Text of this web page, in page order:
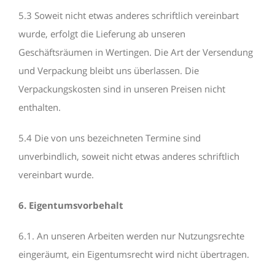
5.3 Soweit nicht etwas anderes schriftlich vereinbart
wurde, erfolgt die Lieferung ab unseren
Geschäftsräumen in Wertingen. Die Art der Versendung
und Verpackung bleibt uns überlassen. Die
Verpackungskosten sind in unseren Preisen nicht
enthalten.
5.4 Die von uns bezeichneten Termine sind
unverbindlich, soweit nicht etwas anderes schriftlich
vereinbart wurde.
6. Eigentumsvorbehalt
6.1. An unseren Arbeiten werden nur Nutzungsrechte
eingeräumt, ein Eigentumsrecht wird nicht übertragen.